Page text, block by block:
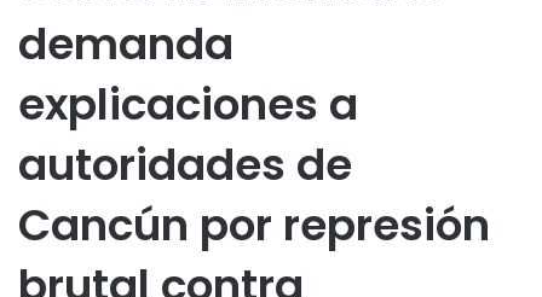
demanda
explicaciones a
autoridades de
Cancún por represión